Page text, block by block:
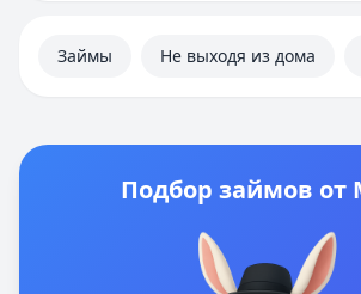
Займы Не выходя из дома
Подбор займов